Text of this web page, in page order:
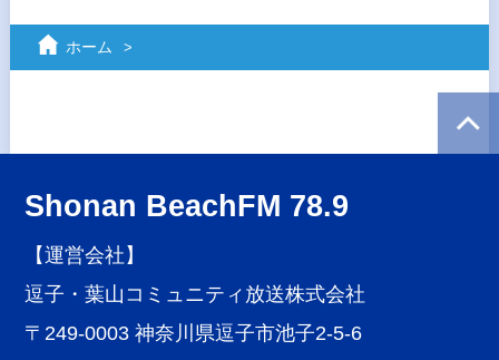
ホーム
Shonan BeachFM 78.9
【運営会社】
逗子・葉山コミュニティ放送株式会社
〒249-0003 神奈川県逗子市池子2-5-6